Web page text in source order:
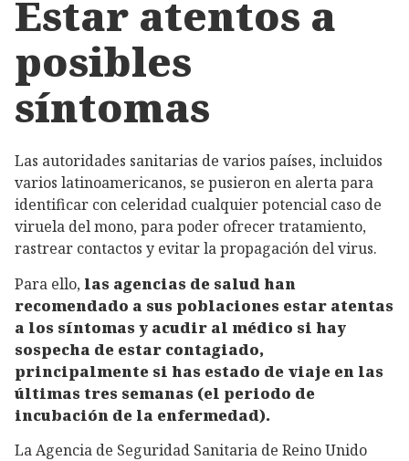
Estar atentos a
posibles
síntomas
Las autoridades sanitarias de varios países, incluidos
varios latinoamericanos, se pusieron en alerta para
identificar con celeridad cualquier potencial caso de
viruela del mono, para poder ofrecer tratamiento,
rastrear contactos y evitar la propagación del virus.
Para ello, las agencias de salud han
recomendado a sus poblaciones estar atentas
a los síntomas y acudir al médico si hay
sospecha de estar contagiado,
principalmente si has estado de viaje en las
últimas tres semanas (el periodo de
incubación de la enfermedad).
La Agencia de Seguridad Sanitaria de Reino Unido